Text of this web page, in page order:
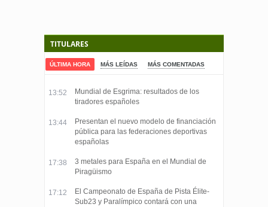
TITULARES
ÚLTIMA HORA MÁS LEÍDAS MÁS COMENTADAS
13:52
Mundial de Esgrima: resultados de los
tiradores españoles
13:44
Presentan el nuevo modelo de financiación
pública para las federaciones deportivas
españolas
17:38
3 metales para España en el Mundial de
Piragüismo
17:12
El Campeonato de España de Pista Élite-
Sub23 y Paralímpico contará con una